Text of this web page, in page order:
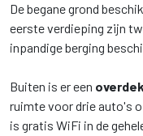
De begane grond
eerste verdieping zijn
inpandige berging
Buiten is er een
ruimte voor drie auto's
is gratis WiFi in de